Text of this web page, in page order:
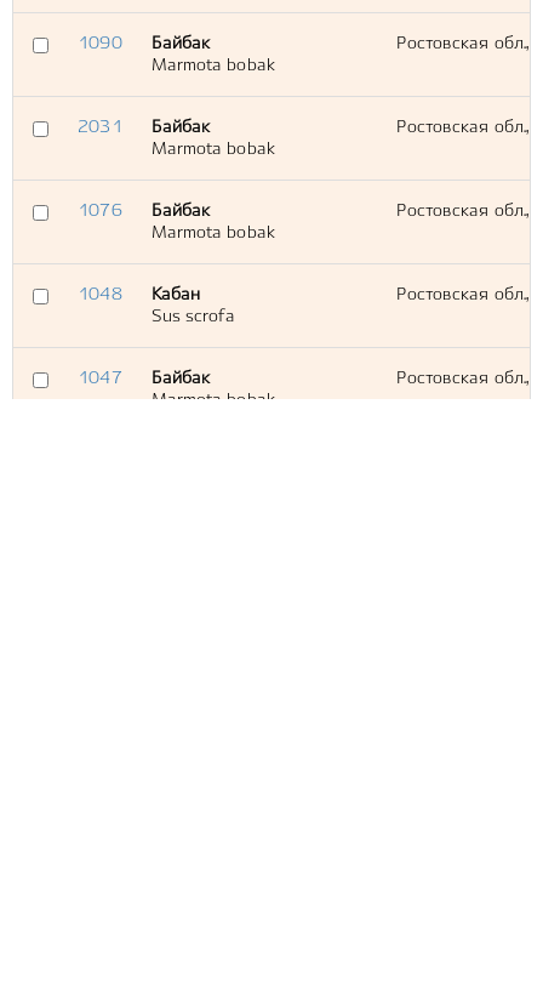
1090
Байбак
Marmota bobak
Ростовская обл.,
2031
Байбак
Marmota bobak
Ростовская обл.,
1076
Байбак
Marmota bobak
Ростовская обл.,
1048
Кабан
Sus scrofa
Ростовская обл.,
1047
Байбак
Marmota bobak
Ростовская обл.,